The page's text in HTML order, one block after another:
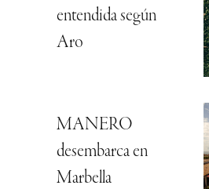
entendida según
Aro
MANERO
desembarca en
Marbella